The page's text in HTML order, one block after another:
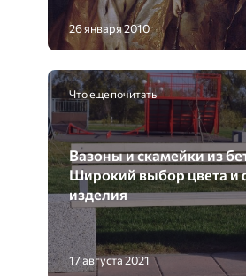
26 января 2010
Что еще почитать
Вазоны и скамейки из
Широкий выбор цвета и
изделия
17 августа 2021